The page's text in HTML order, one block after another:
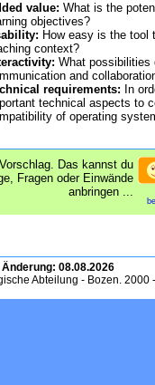
value: What is the
objectives?
How easy is the tool
context?
What possibilities
and
requirements:
In
technical aspects to
of operating
Das kannst du
Fragen oder Einwände
anbringen ...
Änderung: 08.08.2026
Abteilung - Bozen. 2000